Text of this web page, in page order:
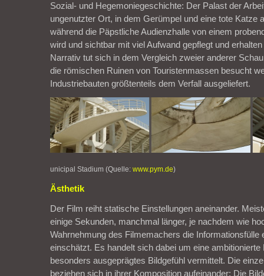
Sozial- und Hegemoniegeschichte: Der Palast der
ungenutzter Ort, in dem Gerümpel und eine tote Katze
während die Päpstliche Audienzhalle von einem
wird und sichtbar mit viel Aufwand gepflegt und
Narrativ tut sich in dem Vergleich zweier anderer
die römischen Ruinen von Touristenmassen besucht
Industriebauten größtenteils dem Verfall ausgeliefert.
unicipal Stadium (Quelle: www.pym.de)
Ästhetik
Der Film reiht statische Einstellungen aneinander.
einige Sekunden, manchmal länger, je nachdem wie
Wahrnehmung des Filmemachers die Informationsfülle
einschätzt. Es handelt sich dabei um eine ambitionierte
besonders ausgeprägtes Bildgefühl vermittelt. Die
beziehen sich in ihrer Komposition aufeinander: Die